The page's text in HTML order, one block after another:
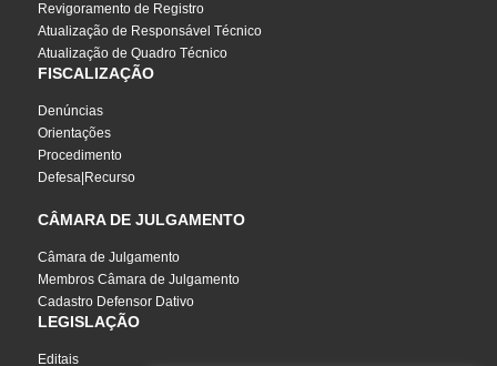
Revigoramento de Registro
Atualização de Responsável Técnico
Atualização de Quadro Técnico
FISCALIZAÇÃO
Denúncias
Orientações
Procedimento
Defesa|Recurso
CÂMARA DE JULGAMENTO
Câmara de Julgamento
Membros Câmara de Julgamento
Cadastro Defensor Dativo
LEGISLAÇÃO
Editais